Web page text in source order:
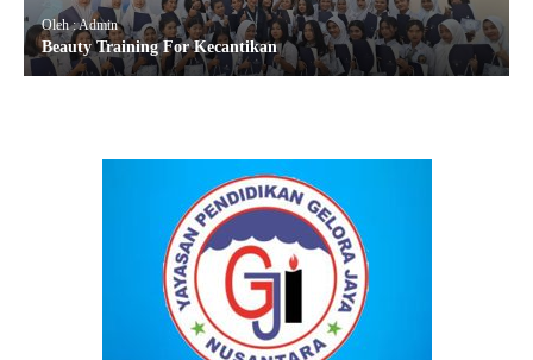
Oleh : Admin
Beauty Training For Kecantikan